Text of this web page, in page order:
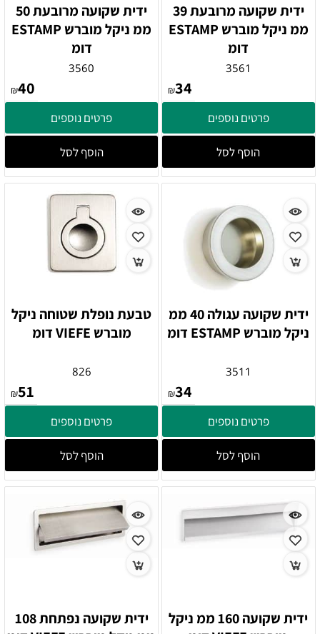
ידית שקועה מרובעת 39
ממ ניקל מוברש ESTAMP
דומ
3561
₪34
פרטים נוספים
הוסף לסל
ידית שקועה מרובעת 50
ממ ניקל מוברש ESTAMP
דומ
3560
₪40
פרטים נוספים
הוסף לסל
ידית שקועה עגולה 40 ממ
ניקל מוברש ESTAMP דומ
3511
₪34
פרטים נוספים
הוסף לסל
טבעת נופלת שטוחה ניקל
מוברש VIEFE דומ
826
₪51
פרטים נוספים
הוסף לסל
ידית שקועה 160 ממ ניקל
ידית שקועה נפתחת 108